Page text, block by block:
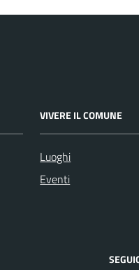
VIVERE IL COMUNE
Luoghi
Eventi